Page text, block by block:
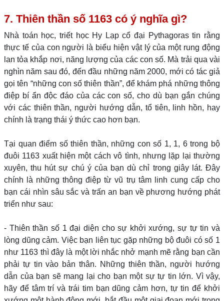
7. Thiên thần số 1163 có ý nghĩa gì?
Nhà toán học, triết học Hy Lạp cổ đại Pythagoras tin rằng
thực tế của con người là biểu hiện vật lý của một rung động
lan tỏa khắp nơi, năng lượng của các con số. Mà trải qua vài
nghìn năm sau đó, đến đầu những năm 2000, mới có tác giả
gọi tên “những con số thiên thần”, để khám phá những thông
điệp bí ẩn độc đáo của các con số, cho dù bạn gắn chúng
với các thiên thần, người hướng dẫn, tổ tiên, linh hồn, hay
chính là trạng thái ý thức cao hơn bạn.
Tại quan điểm số thiên thần, những con số 1, 1, 6 trong bộ
đuôi 1163 xuất hiện một cách vô tình, nhưng lặp lại thường
xuyên, thu hút sự chú ý của bạn dù chỉ trong giây lát. Đây
chính là những thông điệp từ vũ trụ tâm linh cung cấp cho
bạn cái nhìn sâu sắc và trấn an bạn về phương hướng phát
triển như sau:
- Thiên thần số 1 đại diện cho sự khởi xướng, sự tự tin và
lòng dũng cảm. Việc bạn liên tục gặp những bộ đuôi có số 1
như 1163 thì đây là một lời nhắc nhở mạnh mẽ rằng bạn cần
phải tự tin vào bản thân. Những thiên thần, người hướng
dẫn của bạn sẽ mang lại cho bạn một sự tự tin lớn. Vì vậy,
hãy để tâm trí và trái tim bạn dũng cảm hơn, tự tin để khởi